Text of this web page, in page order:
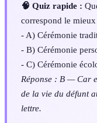
🧠 Quiz rapide :
correspond le
- A) Cérémonie
- B) Cérémonie
- C) Cérémonie
Réponse : B — Car
de la vie du défunt
lettre.